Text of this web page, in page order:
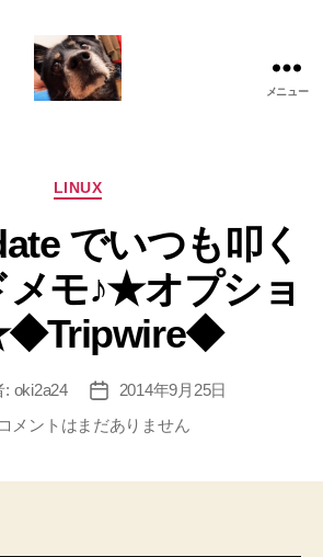
メニュー
カ
ゴ
リ
ー
LINUX
でいつも叩く
メモ♪★オプショ
: oki2a24
投
稿
日
2014年9月25日
yum
コメントはまだありません